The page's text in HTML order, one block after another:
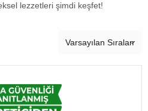
lezzetleri şimdi keşfet!